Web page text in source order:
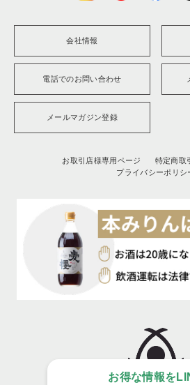
お得な情報を
会社情報
電話でのお問い合わせ
メールマガジン登録
お取引店様専用ページ
特定商取
プライバシーポリシ